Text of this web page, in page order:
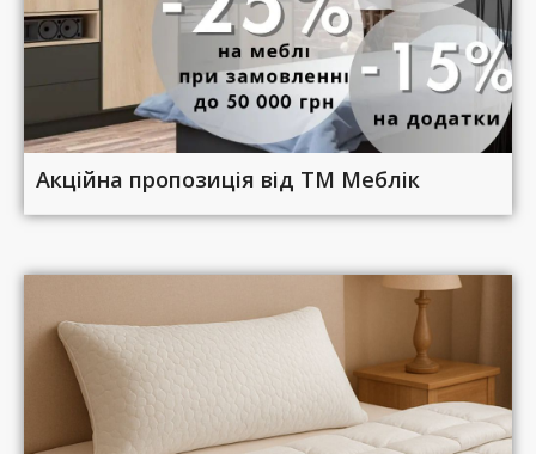
Акційна пропозиція від ТМ Меблік